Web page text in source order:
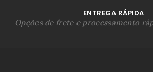
ENTREGA RÁPIDA
Opções de frete e processamento